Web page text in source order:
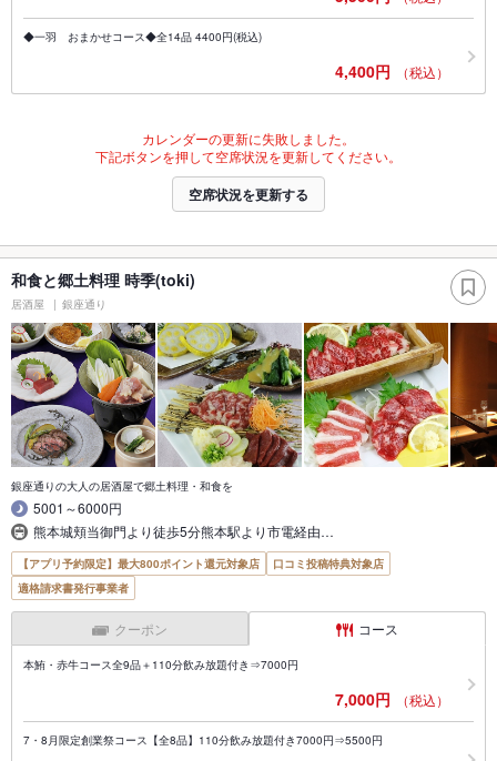
◆一羽 おまかせコース◆全14品 4400円(税込)
4,400円 （税込）
カレンダーの更新に失敗しました。
下記ボタンを押して空席状況を更新してください。
空席状況を更新する
和食と郷土料理 時季(toki)
居酒屋 銀座通り
銀座通りの大人の居酒屋で郷土料理・和食を
5001～6000円
熊本城頬当御門より徒歩5分熊本駅より市電経由…
【アプリ予約限定】最大800ポイント還元対象店
口コミ投稿特典対象店
適格請求書発行事業者
クーポン コース
本鮪・赤牛コース全9品＋110分飲み放題付き⇒7000円
7,000円 （税込）
7・8月限定創業祭コース【全8品】110分飲み放題付き7000円⇒5500円